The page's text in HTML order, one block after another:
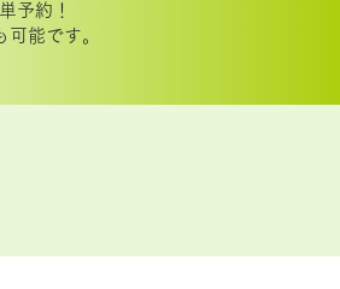
予約！
能です。